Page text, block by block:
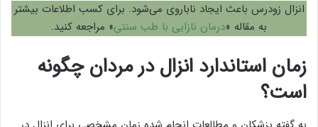
انزال زودرس باعث ایجاد ناباروی می‌شود. برای کسب اطلاعات بیشتر
به مقاله «درمان نازایی با طب سنتی» مراجعه کنید.
زمان استاندارد انزال در مردان چگونه
است؟